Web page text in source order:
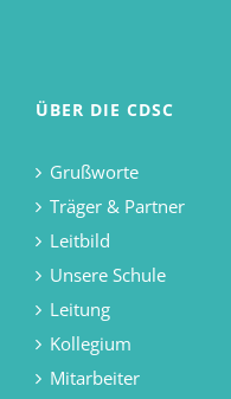
ÜBER DIE CDSC
Grußworte
Träger & Partner
Leitbild
Unsere Schule
Leitung
Kollegium
Mitarbeiter